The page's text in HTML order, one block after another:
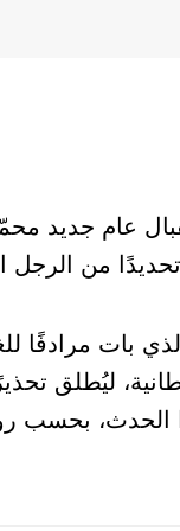
عام جديد
من
بات مرادفًا